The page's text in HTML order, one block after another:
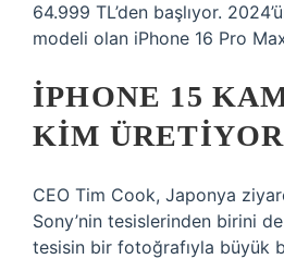
64.999 TL’den başlıyor.
modeli olan iPhone 16 Pro
IPHONE 15
KIM
CEO Tim Cook, Japonya
Sony’nin tesislerinden birini
tesisin bir fotoğrafıyla büyük